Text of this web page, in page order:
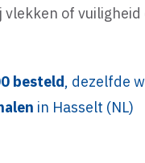
of
besteld, dezelfde
in Hasselt (NL)